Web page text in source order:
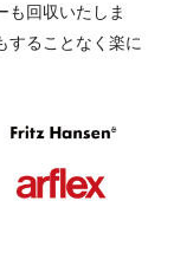
も回収いたしま
することなく楽に